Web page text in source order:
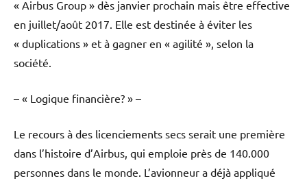
« Airbus Group » dès janvier prochain mais être effective
en juillet/août 2017. Elle est destinée à éviter les
« duplications » et à gagner en « agilité », selon la
société.
– « Logique financière? » –
Le recours à des licenciements secs serait une première
dans l’histoire d’Airbus, qui emploie près de 140.000
personnes dans le monde. L’avionneur a déjà appliqué